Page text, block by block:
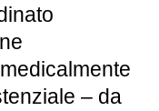
– da